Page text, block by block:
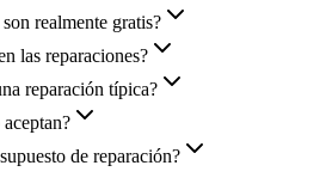
realmente gratis?
las reparaciones?
reparación típica?
de reparación?